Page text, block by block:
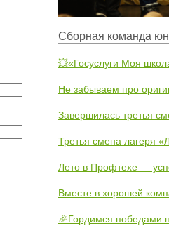
Сборная команда
💥«Госуслуги Моя
Не забываем про
Завершилась третья
Третья смена лагеря
Лето в Профтехе —
Вместе в хорошей
🎉Гордимся победами